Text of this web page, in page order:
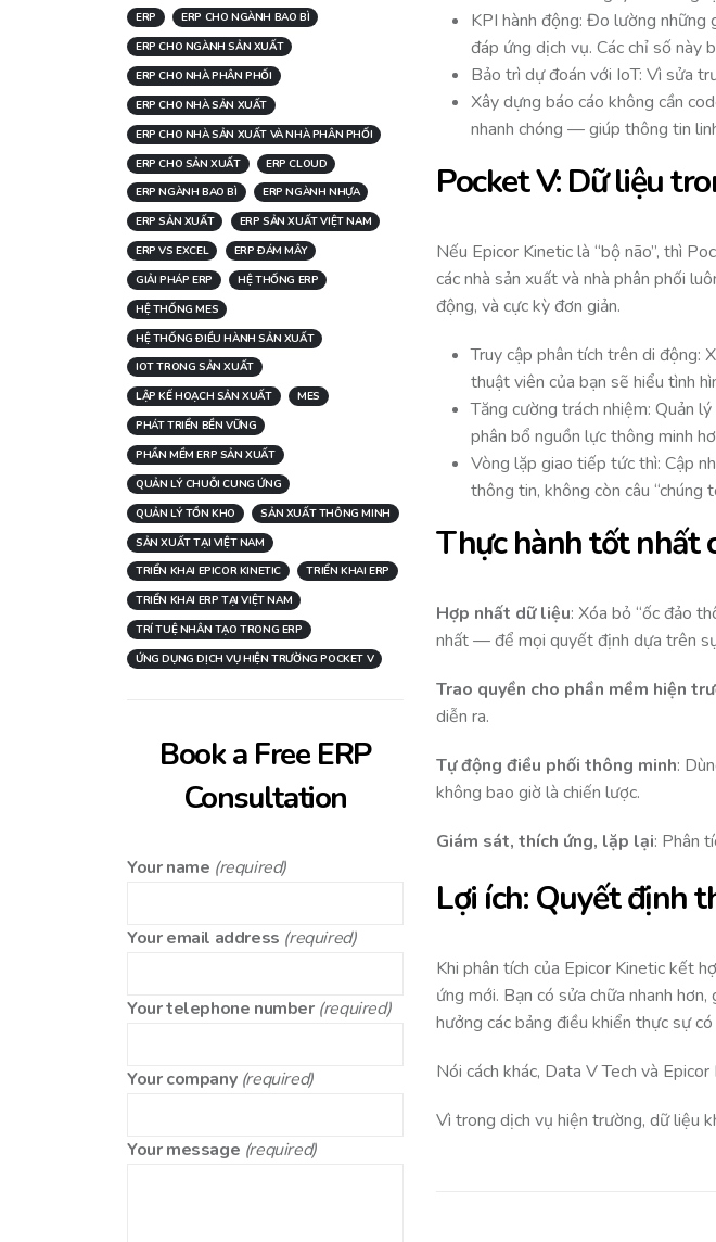
KPI hành động: Đo lường
đáp ứng dịch vụ. Các chỉ số này
Bảo trì dự đoán với IoT: Vì sửa
Xây dựng báo cáo không cần
nhanh chóng — giúp thông tin
Pocket V: Dữ liệu
Nếu Epicor Kinetic là “bộ não”, thì
các nhà sản xuất và nhà phân phối
động, và cực kỳ đơn giản.
Truy cập phân tích trên di động:
thuật viên của bạn sẽ hiểu tình
Tăng cường trách nhiệm: Quản
phân bổ nguồn lực thông minh
Vòng lặp giao tiếp tức thì: Cập
thông tin, không còn câu “chúng
Thực hành tốt nhất
Hợp nhất dữ liệu: Xóa bỏ “ốc đảo
nhất — để mọi quyết định dựa trên
Trao quyền cho phần mềm hiện
diễn ra.
Tự động điều phối thông minh:
không bao giờ là chiến lược.
Giám sát, thích ứng, lặp lại: Phân
Lợi ích: Quyết định
Khi phân tích của Epicor Kinetic kết
ứng mới. Bạn có sửa chữa nhanh
hưởng các bảng điều khiển thực sự có
Nói cách khác, Data V Tech và
Vì trong dịch vụ hiện trường, dữ liệu
ERP
ERP CHO NGÀNH BAO BÌ
ERP CHO NGÀNH SẢN XUẤT
ERP CHO NHÀ PHÂN PHỐI
ERP CHO NHÀ SẢN XUẤT
ERP CHO NHÀ SẢN XUẤT VÀ NHÀ PHÂN PHỐI
ERP CHO SẢN XUẤT
ERP CLOUD
ERP NGÀNH BAO BÌ
ERP NGÀNH NHỰA
ERP SẢN XUẤT
ERP SẢN XUẤT VIỆT NAM
ERP VS EXCEL
ERP ĐÁM MÂY
GIẢI PHÁP ERP
HỆ THỐNG ERP
HỆ THỐNG MES
HỆ THỐNG ĐIỀU HÀNH SẢN XUẤT
IOT TRONG SẢN XUẤT
LẬP KẾ HOẠCH SẢN XUẤT
MES
PHÁT TRIỂN BỀN VỮNG
PHẦN MỀM ERP SẢN XUẤT
QUẢN LÝ CHUỖI CUNG ỨNG
QUẢN LÝ TỒN KHO
SẢN XUẤT THÔNG MINH
SẢN XUẤT TẠI VIỆT NAM
TRIỂN KHAI EPICOR KINETIC
TRIỂN KHAI ERP
TRIỂN KHAI ERP TẠI VIỆT NAM
TRÍ TUỆ NHÂN TẠO TRONG ERP
ỨNG DỤNG DỊCH VỤ HIỆN TRƯỜNG POCKET V
Book a Free ERP
Consultation
Your name (required)
Your email address (required)
Your telephone number (required)
Your company (required)
Your message (required)